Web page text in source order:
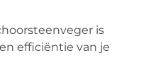
is
efficiëntie van je